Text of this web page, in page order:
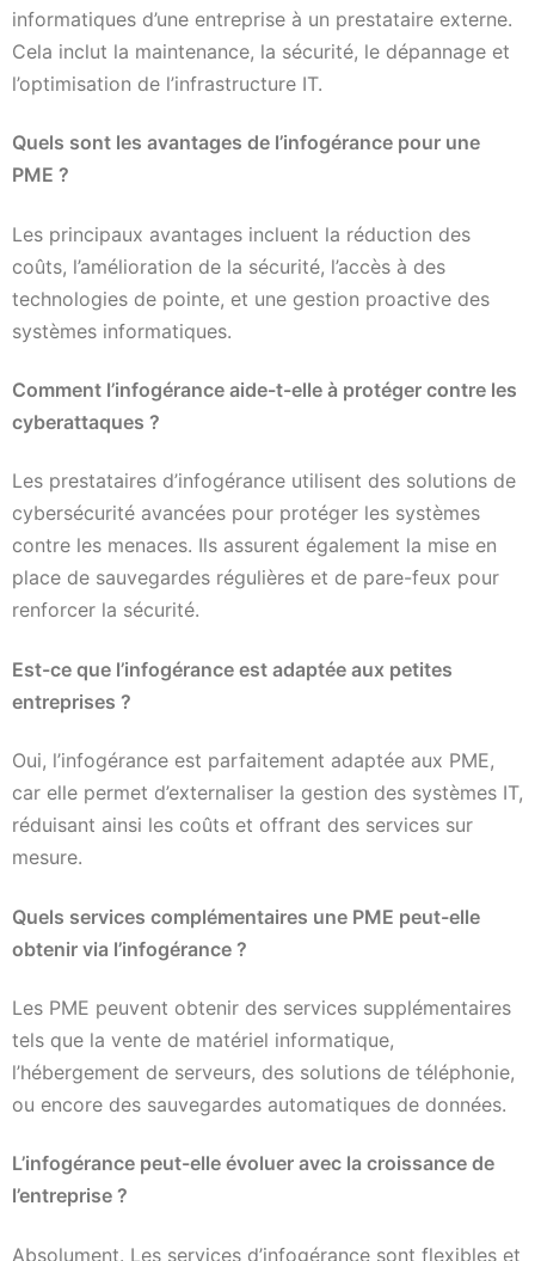
informatiques d’une entreprise à un prestataire externe.
Cela inclut la maintenance, la sécurité, le dépannage et
l’optimisation de l’infrastructure IT.
Quels sont les avantages de l’infogérance pour une
PME ?
Les principaux avantages incluent la réduction des
coûts, l’amélioration de la sécurité, l’accès à des
technologies de pointe, et une gestion proactive des
systèmes informatiques.
Comment l’infogérance aide-t-elle à protéger contre les
cyberattaques ?
Les prestataires d’infogérance utilisent des solutions de
cybersécurité avancées pour protéger les systèmes
contre les menaces. Ils assurent également la mise en
place de sauvegardes régulières et de pare-feux pour
renforcer la sécurité.
Est-ce que l’infogérance est adaptée aux petites
entreprises ?
Oui, l’infogérance est parfaitement adaptée aux PME,
car elle permet d’externaliser la gestion des systèmes IT,
réduisant ainsi les coûts et offrant des services sur
mesure.
Quels services complémentaires une PME peut-elle
obtenir via l’infogérance ?
Les PME peuvent obtenir des services supplémentaires
tels que la vente de matériel informatique,
l’hébergement de serveurs, des solutions de téléphonie,
ou encore des sauvegardes automatiques de données.
L’infogérance peut-elle évoluer avec la croissance de
l’entreprise ?
Absolument. Les services d’infogérance sont flexibles et